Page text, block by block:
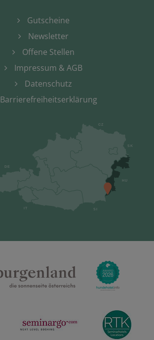
Gutscheine
Newsletter
Offene Stellen
Impressum & AGB
Datenschutz
Barrierefreiheitserklärung